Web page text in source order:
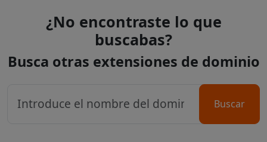
¿No encontraste lo que
buscabas?
Busca otras extensiones de dominio
Buscar